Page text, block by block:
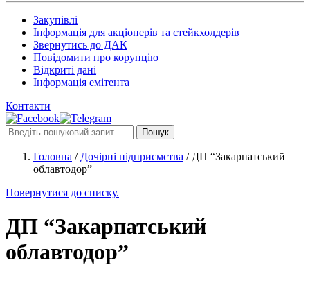
Закупівлі
Інформація для акціонерів та стейкхолдерів
Звернутись до ДАК
Повідомити про корупцію
Відкриті дані
Інформація емітента
Контакти
Пошук
Головна / Дочірні підприємства / ДП “Закарпатський
облавтодор”
Повернутися до списку.
ДП “Закарпатський
облавтодор”